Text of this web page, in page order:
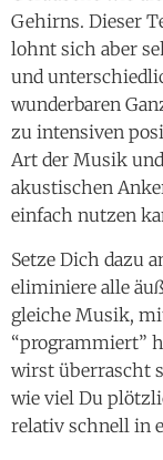
Gehirns. Dieser
lohnt sich aber
und
wunderbaren
zu intensiven
Art der Musik
akustischen
einfach nutzen
Setze Dich dazu
eliminiere alle
gleiche Musik,
“programmiert”
wirst überrascht
wie viel Du
relativ schnell in